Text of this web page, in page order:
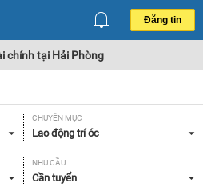
Đăng tin
chính tại Hải Phòng
CHUYÊN MỤC
Lao động trí óc
NHU CẦU
Cần tuyển